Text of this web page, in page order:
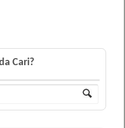
Cari?